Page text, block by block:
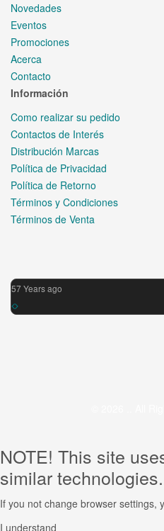
Novedades
Eventos
Promociones
Acerca
Contacto
Información
Como realizar su pedido
Contactos de Interés
Distribución Marcas
Política de Privacidad
Política de Retorno
Términos y Condiciones
Términos de Venta
57 Years ago
NOTE! This site
similar technologies.
If you not change browser settings,
I understand